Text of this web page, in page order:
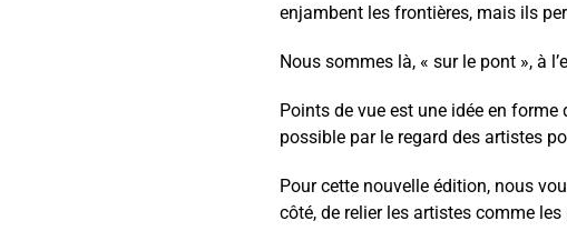
enjambent les frontières, mais ils
Nous sommes là, « sur le pont », à
Points de vue est une idée en forme
possible par le regard des artistes
Pour cette nouvelle édition, nous
côté, de relier les artistes comme